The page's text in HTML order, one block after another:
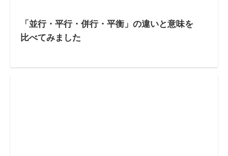
「並行・平行・併行・平衡」の違いと意味を
比べてみました